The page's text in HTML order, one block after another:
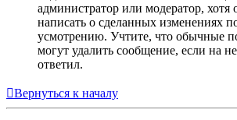
администратор или модератор, хотя
написать о сделанных изменениях
усмотрению. Учтите, что обычные
могут удалить сообщение, если на
ответил.
Вернуться к началу